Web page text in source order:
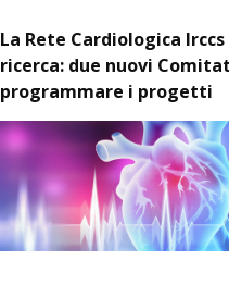
La Rete Cardiologica
ricerca: due nuovi
programmare i progetti